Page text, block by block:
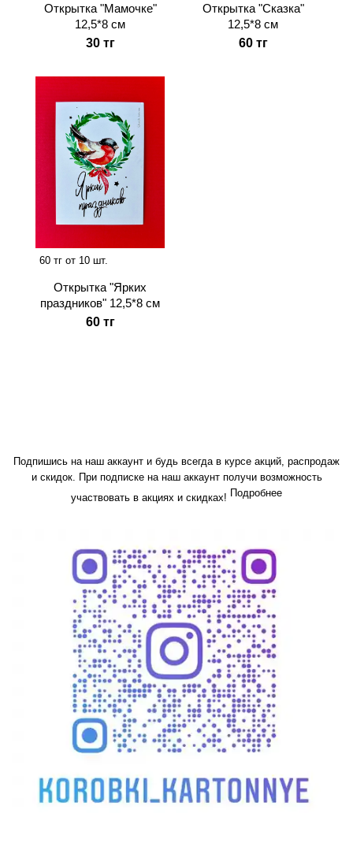
Открытка "Мамочке"
12,5*8 см
30 тг
Открытка "Сказка"
12,5*8 см
60 тг
60 тг от 10 шт.
Открытка "Ярких
праздников" 12,5*8 см
60 тг
Подпишись на наш аккаунт и будь всегда в курсе акций, распродаж
и скидок. При подписке на наш аккаунт получи возможность
участвовать в акциях и скидках! Подробнее